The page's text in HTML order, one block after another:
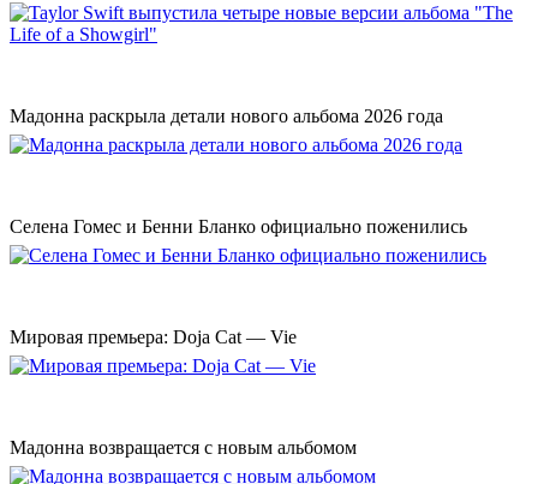
Мадонна раскрыла детали нового альбома 2026 года
Селена Гомес и Бенни Бланко официально поженились
Мировая премьера: Doja Cat — Vie
Мадонна возвращается с новым альбомом